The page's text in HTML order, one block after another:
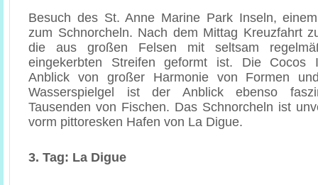
Besuch des St. Anne Marine Park Inseln,
zum Schnorcheln. Nach dem Mittag Kreuzfahrt
die aus großen Felsen mit seltsam
eingekerbten Streifen geformt ist. Die Cocos
Anblick von großer Harmonie von Formen
Wasserspielgel ist der Anblick ebenso
Tausenden von Fischen. Das Schnorcheln ist
vorm pittoresken Hafen von La Digue.
3. Tag: La Digue